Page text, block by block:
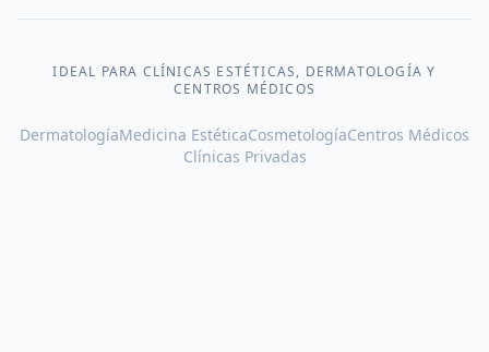
IDEAL PARA CLÍNICAS ESTÉTICAS, DERMATOLOGÍA Y
CENTROS MÉDICOS
DermatologíaMedicina EstéticaCosmetologíaCentros Médicos
Clínicas Privadas